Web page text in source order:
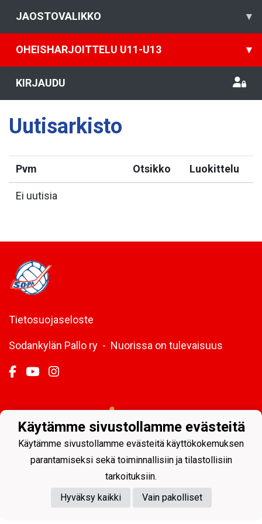
JAOSTOVALIKKO ▾
OHEISHARJOITTELU U11-U13 ▾
KIRJAUDU
Uutisarkisto
Pvm Otsikko Luokittelu
Ei uutisia
Tietosuojaseloste
Sodankylän Pallo ry - Nuorissa on tulevaisuus
Käytämme sivustollamme evästeitä
Käytämme sivustollamme evästeitä käyttökokemuksen
parantamiseksi sekä toiminnallisiin ja tilastollisiin
tarkoituksiin.
Hyväksy kaikki
Vain pakolliset